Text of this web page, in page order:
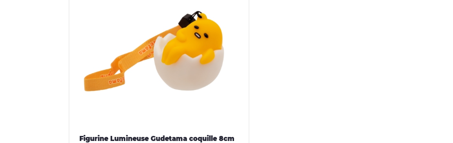
Figurine Lumineuse Gudetama coquille 8cm